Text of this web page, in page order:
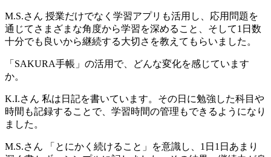
M.S.さん 授業だけでなく学習アプリも活用し、応用問題を
通じてさまざまな角度から学習を深めること、そして1日数
十分でも良いから継続する大切さを教えてもらいました。
「SAKURA手帳」の活用で、どんな変化を感じています
か。
K.I.さん 私は日記を書いています。その日に勉強した科目や
時間も記録することで、学習時間の管理もできるようになり
ました。
M.S.さん 「とにかく続けること」を意識し、1日1日あまり